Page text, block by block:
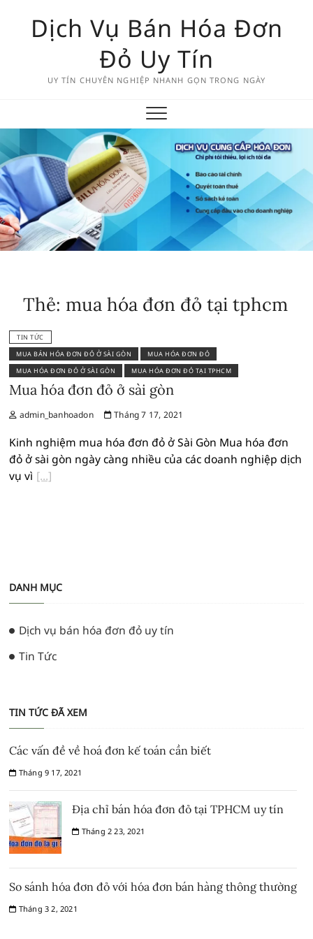
Dịch Vụ Bán Hóa Đơn
Đỏ Uy Tín
UY TÍN CHUYÊN NGHIỆP NHANH GỌN TRONG NGÀY
Thẻ: mua hóa đơn đỏ tại tphcm
TIN TỨC
MUA BÁN HÓA ĐƠN ĐỎ Ở SÀI GÒN
MUA HÓA ĐƠN ĐỎ
MUA HÓA ĐƠN ĐỎ Ở SÀI GÒN
MUA HÓA ĐƠN ĐỎ TẠI TPHCM
Mua hóa đơn đỏ ở sài gòn
admin_banhoadon Tháng 7 17, 2021
Kinh nghiệm mua hóa đơn đỏ ở Sài Gòn Mua hóa đơn
đỏ ở sài gòn ngày càng nhiều của các doanh nghiệp dịch
vụ vì
DANH MỤC
Dịch vụ bán hóa đơn đỏ uy tín
Tin Tức
TIN TỨC ĐÃ XEM
Các vấn đề về hoá đơn kế toán cần biết
Tháng 9 17, 2021
Địa chỉ bán hóa đơn đỏ tại TPHCM uy tín
Tháng 2 23, 2021
So sánh hóa đơn đỏ với hóa đơn bán hàng thông thường
Tháng 3 2, 2021